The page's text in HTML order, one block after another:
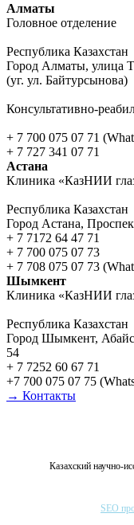
Алматы
Головное отделение
Республика Казахстан
Город Алматы, улица
(уг. ул. Байтурсынова)
Консультативно-
+ 7 700 075 07 71
+ 7 727 341 07 71
Астана
Клиника «КазНИИ
Республика Казахстан
Город Астана,
+ 7 7172 64 47 71
+ 7 700 075 07 73
+ 7 708 075 07 73
Шымкент
Клиника «КазНИИ
Республика Казахстан
Город Шымкент,
54
+ 7 7252 60 67 71
+7 700 075 07 75
→ Контакты
Казахский научно-
SEO